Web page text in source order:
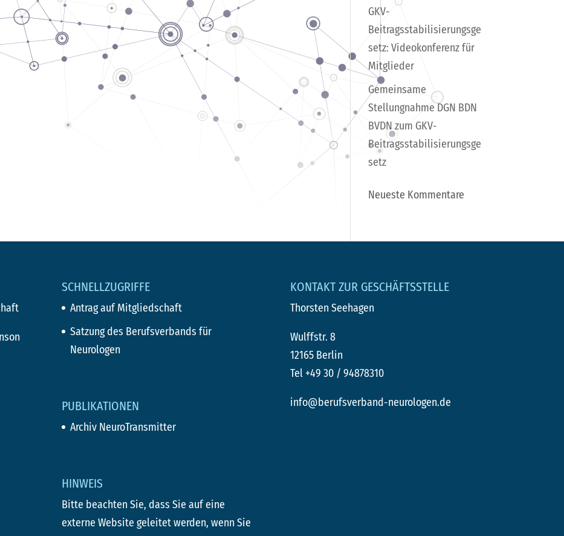
GKV-
Beitragsstabilisierungsge
setz: Videokonferenz für
Mitglieder
Gemeinsame
Stellungnahme DGN BDN
BVDN zum GKV-
Beitragsstabilisierungsge
setz
Neueste Kommentare
SCHNELLZUGRIFFE
Antrag auf Mitgliedschaft
Satzung des Berufsverbands für
Neurologen
PUBLIKATIONEN
Archiv NeuroTransmitter
HINWEIS
Bitte beachten Sie, dass Sie auf eine
externe Website geleitet werden, wenn Sie
KONTAKT ZUR GESCHÄFTSSTELLE
Thorsten Seehagen
Wulffstr. 8
12165 Berlin
Tel +49 30 / 94878310
info@berufsverband-neurologen.de